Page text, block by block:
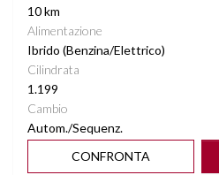
10 km
Alimentazione
Ibrido (Benzina/Elettrico)
Cilindrata
1.199
Cambio
Autom./Sequenz.
CONFRONTA